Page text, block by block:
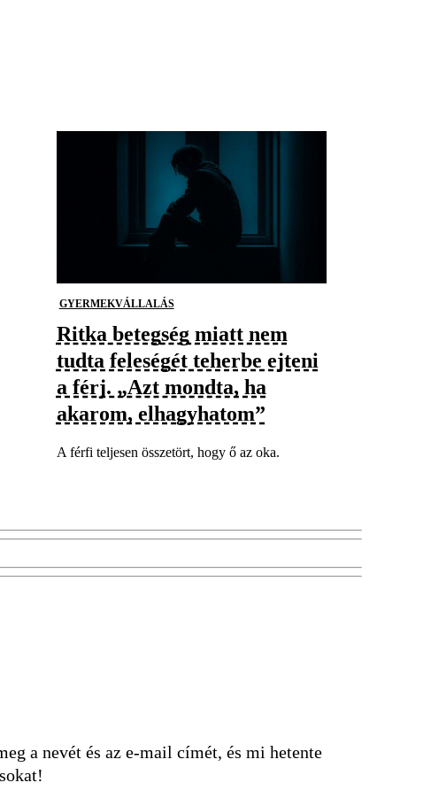
GYERMEKVÁLLALÁS
Ritka betegség miatt nem
tudta feleségét teherbe ejteni
a férj. „Azt mondta, ha
akarom, elhagyhatom”
A férfi teljesen összetört, hogy ő az oka.
a nevét és az e-mail címét, és mi hetente